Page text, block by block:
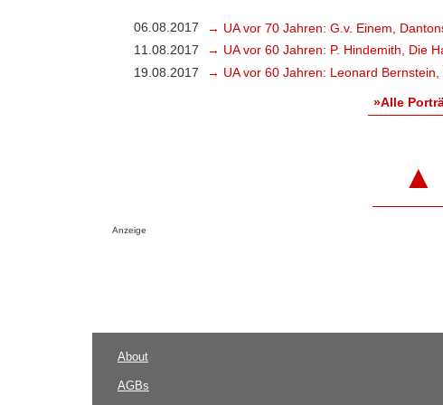
06.08.2017
→ UA vor 70 Jahren: G.v. Einem,
11.08.2017
→ UA vor 60 Jahren: P. Hindemith, Die
19.08.2017
→ UA vor 60 Jahren: Leonard Bernstein,
»Alle
▲
Anzeige
About
AGBs